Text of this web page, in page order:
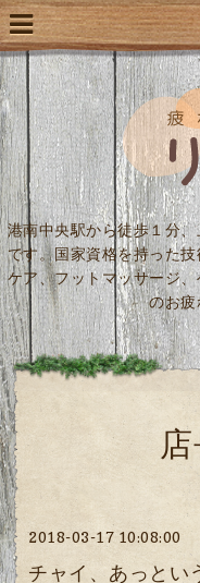
港南中央駅から徒歩１分
です。国家資格を持った
ケア、フットマッサージ
のお疲
2018-03-17 10:08:00
チャイ、あっとい